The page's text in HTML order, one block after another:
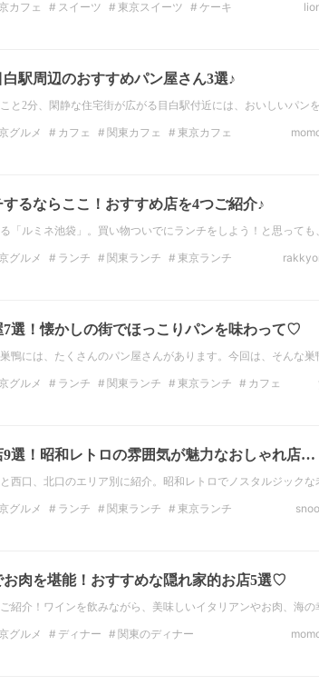
カフェ スイーツ 東京スイーツ
ケーキ
白駅周辺のおすすめパン屋さん3選♪
と2分、閑静な住宅街が広がる目白駅付近には、おいしいパン
グルメ カフェ 関東カフェ
東京カフェ
るならここ！おすすめ店を4つご紹介♪
「ルミネ池袋」。買い物ついでにランチをしよう！と思って
グルメ ランチ 関東ランチ
東京ランチ
選！懐かしの街でほっこりパンを味わって♡
鴨には、たくさんのパン屋さんがあります。今回は、そんな
グルメ ランチ 関東ランチ 東京ランチ
カフェ
選！昭和レトロの雰囲気が魅力なおしゃれ店…
西口、北口のエリア別に紹介。昭和レトロでノスタルジック
グルメ ランチ 関東ランチ
東京ランチ
お肉を堪能！おすすめな隠れ家的お店5選♡
紹介！ワインを飲みながら、美味しいイタリアンやお肉、海
グルメ ディナー
関東のディナー